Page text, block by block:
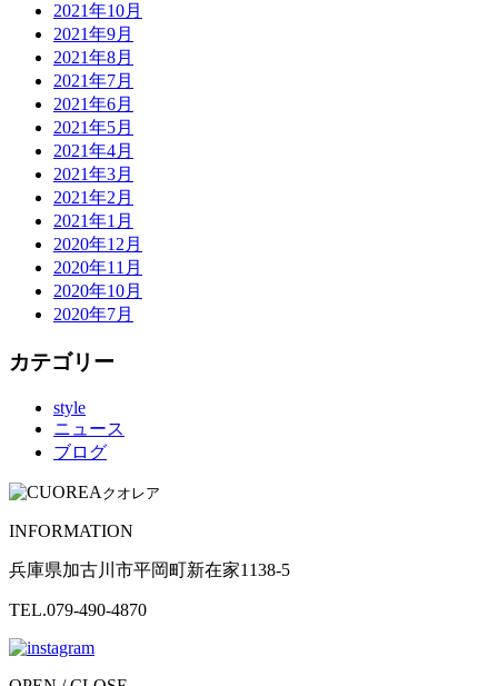
2021年10月
2021年9月
2021年8月
2021年7月
2021年6月
2021年5月
2021年4月
2021年3月
2021年2月
2021年1月
2020年12月
2020年11月
2020年10月
2020年7月
カテゴリー
style
ニュース
ブログ
クオレア
INFORMATION
兵庫県加古川市平岡町新在家1138-5
TEL.079-490-4870